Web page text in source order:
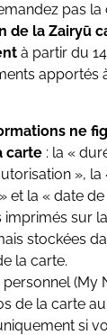
pas la
de la Zairyū
à partir du
apportés
ne
carte : la «
», la
et la « date
imprimés sur
stockées
la carte.
(My
de la carte
si